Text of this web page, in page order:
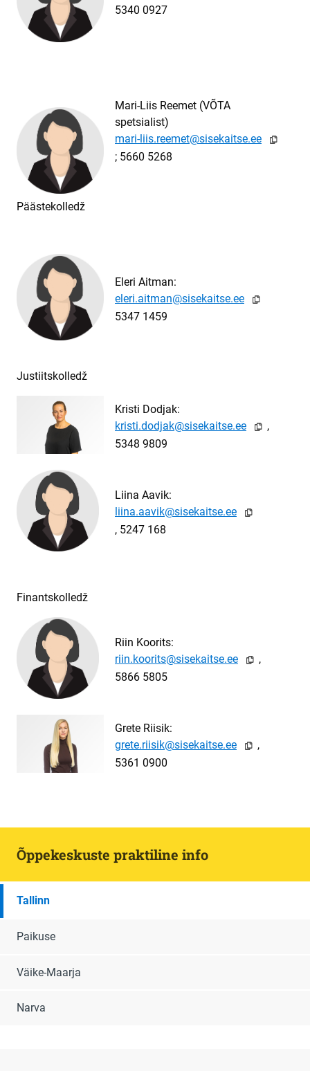
5340 0927
Päästekolledž
Mari-Liis Reemet (VÕTA
spetsialist)
eemet@sisek

; ​​​​ 5660 5268
Eleri Aitman:
man@sisek

5347 1459
Justiitskolledž
Kristi Dodjak:
djak@sise

,
5348 9809
Liina Aavik:
ik@siseka

, 5247 168
Finantskolledž
Riin Koorits:
its@sisek

,
5866 5805
Grete Riisik:
sik@sisek

,
5361 0900
Õppekeskuste praktiline info
Tallinn
Paikuse
Väike-Maarja
Narva